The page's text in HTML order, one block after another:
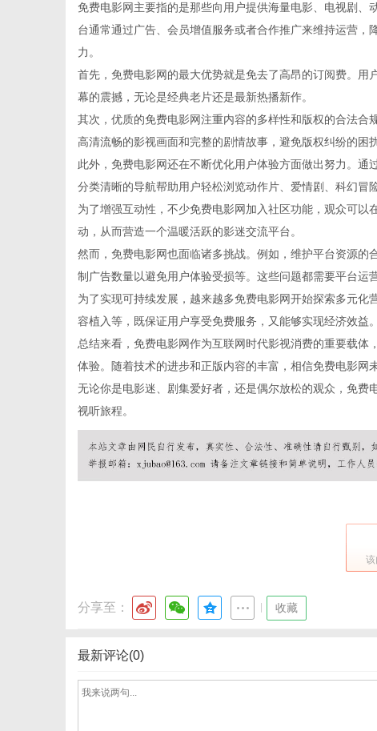
免费电影网主要指的是那些向用户提供海量电影、电视剧
台通常通过广告、会员增值服务或者合作推广来维持运营
力。
首先，免费电影网的最大优势就是免去了高昂的订阅费。
幕的震撼，无论是经典老片还是最新热播新作。
其次，优质的免费电影网注重内容的多样性和版权的合法合
高清流畅的影视画面和完整的剧情故事，避免版权纠纷的困扰
此外，免费电影网还在不断优化用户体验方面做出努力。通
分类清晰的导航帮助用户轻松浏览动作片、爱情剧、科幻冒
为了增强互动性，不少免费电影网加入社区功能，观众可
动，从而营造一个温暖活跃的影迷交流平台。
然而，免费电影网也面临诸多挑战。例如，维护平台资源
制广告数量以避免用户体验受损等。这些问题都需要平台运
为了实现可持续发展，越来越多免费电影网开始探索多元
容植入等，既保证用户享受免费服务，又能够实现经济效益。
总结来看，免费电影网作为互联网时代影视消费的重要载
体验。随着技术的进步和正版内容的丰富，相信免费电影网
无论你是电影迷、剧集爱好者，还是偶尔放松的观众，免
视听旅程。
该
分享至： 收藏
最新评论(0)